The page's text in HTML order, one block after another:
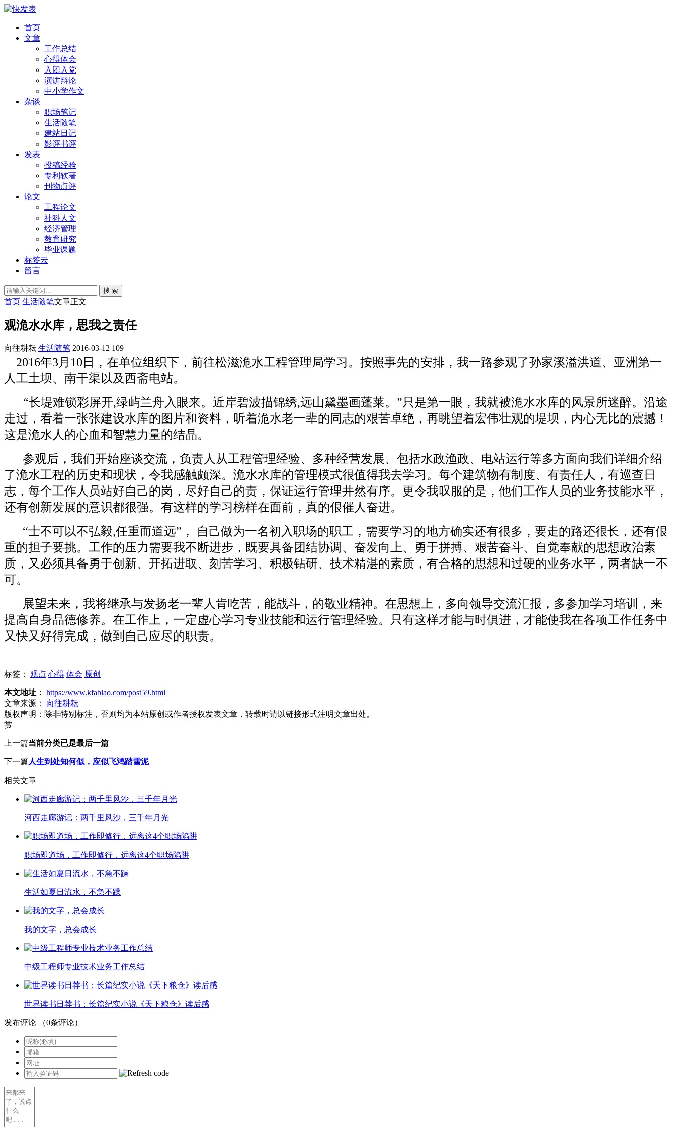
首页
文章
工作总结
心得体会
入团入党
演讲辩论
中小学作文
杂谈
职场笔记
生活随笔
建站日记
影评书评
发表
投稿经验
专利软著
刊物点评
论文
工程论文
社科人文
经济管理
教育研究
毕业课题
标签云
留言
搜 索
首页 生活随笔文章正文
观洈水水库，思我之责任
向往耕耘 生活随笔 2016-03-12 109
2016年3 月 10 日
，在单位组织下，前往松滋洈水工程管理局学习。按照事先的安排，我一路参观了孙家溪溢洪道、亚洲第一
人工土坝、南干渠以及西斋电站。
“长堤难锁彩屏开,绿屿兰舟入眼来。近岸碧波描锦绣,远山黛墨画蓬莱。”只是第一眼，我就被洈水水库的风景所迷醉。沿途
走过，看着一张张建设水库的图片和资料，听着洈水老一辈的同志的艰苦卓绝，再眺望着宏伟壮观的堤坝，内心无比的震撼！
这是洈水人的心血和智慧力量的结晶。
参观后，我们开始座谈交流，负责人从工程管理经验、多种经营发展、包括水政渔政、电站运行等多方面向我们详细介绍
了洈水工程的历史和现状，令我感触颇深。洈水水库的管理模式很值得我去学习。每个建筑物有制度、有责任人，有巡查日
志，每个工作人员站好自己的岗，尽好自己的责，保证运行管理井然有序。更令我叹服的是，他们工作人员的业务技能水平，
还有创新发展的意识都很强。有这样的学习榜样在面前，真的佷催人奋进。
“士不可以不弘毅,任重而道远”， 自己做为一名初入职场的职工，需要学习的地方确实还有很多，要走的路还很长，还有佷
重的担子要挑。工作的压力需要我不断进步，既要具备团结协调、奋发向上、勇于拼搏、艰苦奋斗、自觉奉献的思想政治素
质，又必须具备勇于创新、开拓进取、刻苦学习、积极钻研、技术精湛的素质，有合格的思想和过硬的业务水平，两者缺一不
可。
展望未来，我将继承与发扬老一辈人肯吃苦，能战斗，的敬业精神。在思想上，多向领导交流汇报，多参加学习培训，来
提高自身品德修养。在工作上，一定虚心学习专业技能和运行管理经验。只有这样才能与时俱进，才能使我在各项工作任务中
又快又好得完成，做到自己应尽的职责。
标签： 观点 心得 体会 原创
本文地址： https://www.kfabiao.com/post59.html
文章来源：
向往耕耘
版权声明： 除非特别标注，否则均为本站原创或作者授权发表文章，转载时请以链接形式注明文章出处。
赏
上一篇当前分类已是最后一篇
下一篇 人生到处知何似，应似飞鸿踏雪泥
相关文章
河西走廊游记：两千里风沙，三千年月光
职场即道场，工作即修行，远离这4个职场陷阱
生活如夏日流水，不急不躁
我的文字，总会成长
中级工程师专业技术业务工作总结
世界读书日荐书：长篇纪实小说《天下粮仓》读后感
发布评论 （0条评论）